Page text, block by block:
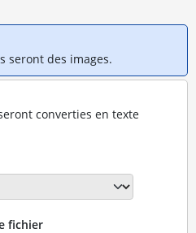
seront des images.
converties en texte
fichier